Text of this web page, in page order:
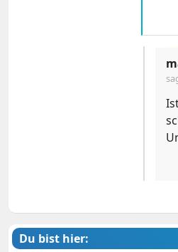
Du bist hier: